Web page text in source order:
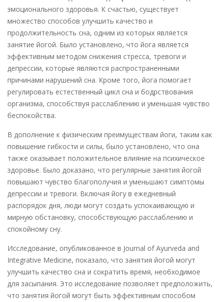
эмоционального здоровья. К счастью, существует
множество способов улучшить качество и
продолжительность сна, одним из которых является
занятие йогой. Было установлено, что йога является
эффективным методом снижения стресса, тревоги и
депрессии, которые являются распространенными
причинами нарушений сна. Кроме того, йога помогает
регулировать естественный цикл сна и бодрствования
организма, способствуя расслаблению и уменьшая чувство
беспокойства.
В дополнение к физическим преимуществам йоги, таким как
повышение гибкости и силы, было установлено, что она
также оказывает положительное влияние на психическое
здоровье. Было доказано, что регулярные занятия йогой
повышают чувство благополучия и уменьшают симптомы
депрессии и тревоги. Включая йогу в ежедневный
распорядок дня, люди могут создать успокаивающую и
мирную обстановку, способствующую расслаблению и
спокойному сну.
Исследование, опубликованное в Journal of Ayurveda and
Integrative Medicine, показало, что занятия йогой могут
улучшить качество сна и сократить время, необходимое
для засыпания. Это исследование позволяет предположить,
что занятия йогой могут быть эффективным способом